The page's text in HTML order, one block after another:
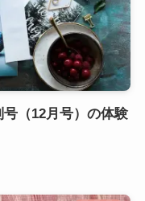
（12月号）の体験